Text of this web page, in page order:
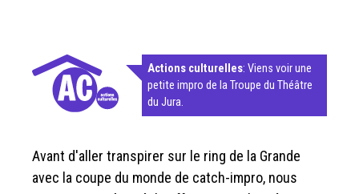
Actions culturelles: Viens voir une
petite impro de la Troupe du Théâtre
du Jura.
Avant d'aller transpirer sur le ring de la Grande
avec la coupe du monde de catch-impro, nous